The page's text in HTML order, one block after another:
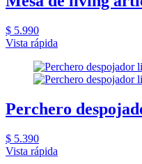
$ 5.990
Vista rápida
Perchero
$ 5.390
Vista rápida